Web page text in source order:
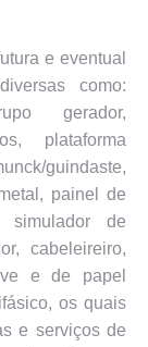
e eventual
como:
gerador,
plataforma
guindaste,
painel de
simulador de
cabeleireiro,
e de papel
os quais
e serviços de